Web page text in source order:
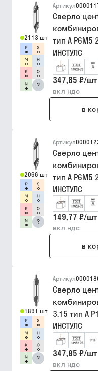
2113 шт
?
Артикул
Сверло
тип A Р6М5
ИНСТУЛС
347,85 ₽/шт
вкл ндс
в
2066 шт
?
Артикул
Сверло
тип A Р6М5
ИНСТУЛС
149,77 ₽/шт
вкл ндс
в
1891 шт
?
Артикул
Сверло
3.15 тип A
ИНСТУЛС
347,85 ₽/шт
вкл ндс